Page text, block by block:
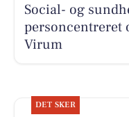
Social- og
personcentreret
Virum
DET SKER